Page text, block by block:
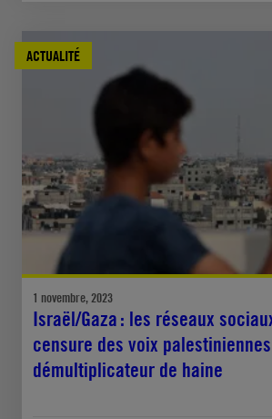
ACTUALITÉ
1 novembre, 2023
Israël/Gaza : les réseaux
censure des voix
démultiplicateur de haine